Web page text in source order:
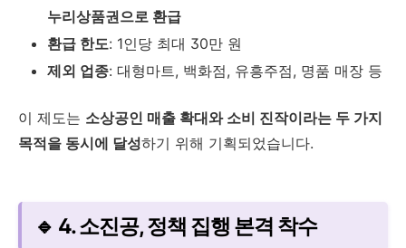
누리상품권으로 환급
환급 한도: 1인당 최대 30만 원
제외 업종: 대형마트, 백화점, 유흥주점, 명품 매장 등
이 제도는 소상공인 매출 확대와 소비 진작이라는 두 가지
목적을 동시에 달성하기 위해 기획되었습니다.
🔹 4. 소진공, 정책 집행 본격 착수